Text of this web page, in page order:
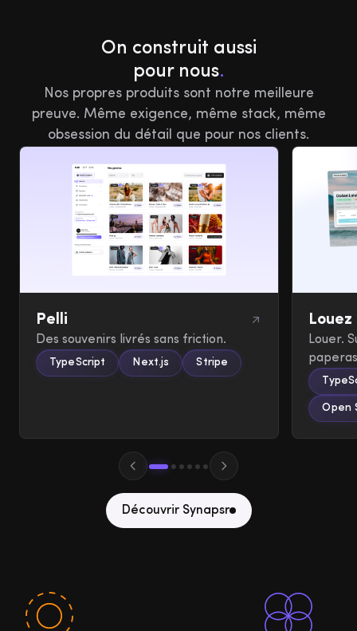
On construit aussi
pour nous.
Nos propres produits sont notre meilleure
preuve. Même exigence, même stack, même
obsession du détail que pour nos clients.
Pelli
Des souvenirs livrés sans friction.
TypeScript Next.js Stripe
Louez
Louer.
Open
Découvrir Synapsr